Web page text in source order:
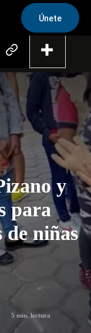
Únete
y
para
de niñas
5 min. lectura